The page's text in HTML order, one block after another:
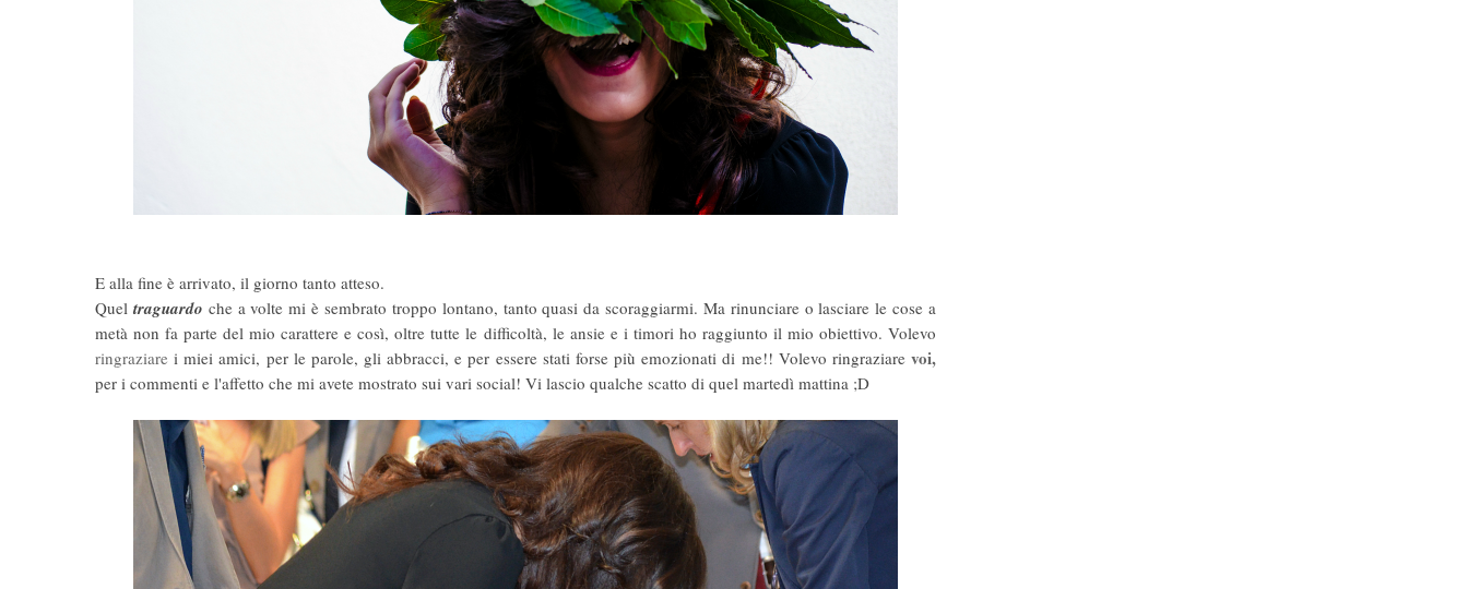
E alla fine è arrivato, il giorno tanto atteso.
Quel traguardo che a volte mi è sembrato troppo lontano, tanto quasi da scoraggiarmi. Ma rinunciare o lasciare le cose a
metà non fa parte del mio carattere e così, oltre tutte le difficoltà, le ansie e i timori ho raggiunto il mio obiettivo. Volevo
ringraziare i miei amici, per le parole, gli abbracci, e per essere stati forse più emozionati di me!! Volevo ringraziare voi,
per i commenti e l'affetto che mi avete mostrato sui vari social! Vi lascio qualche scatto di quel martedì mattina ;D